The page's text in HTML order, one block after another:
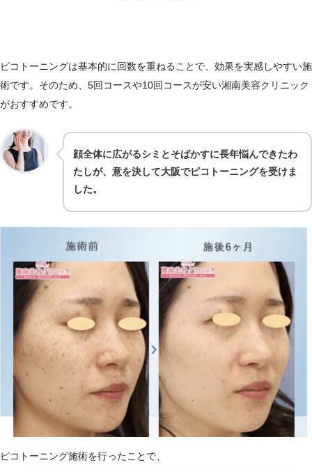
ピコトーニングは基本的に回数を重ねることで、効果を実感しやすい施
術です。そのため、5回コースや10回コースが安い湘南美容クリニック
がおすすめです。
顔全体に広がるシミとそばかすに長年悩んできたわ
たしが、意を決して大阪でピコトーニングを受けま
した。
ピコトーニング施術を行ったことで、